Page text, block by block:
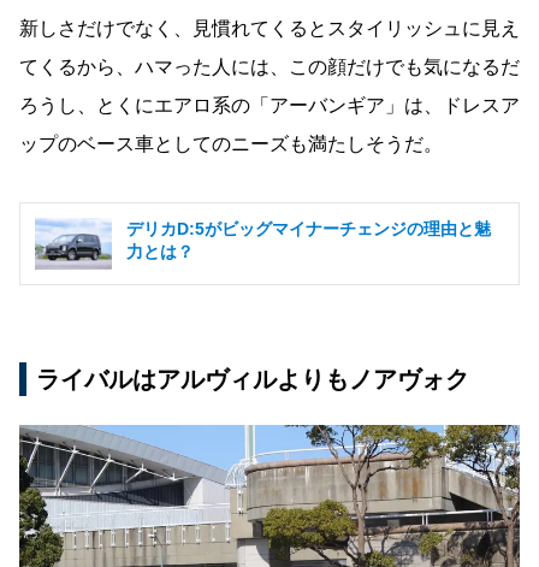
新しさだけでなく、見慣れてくるとスタイリッシュに見え
てくるから、ハマった人には、この顔だけでも気になるだ
ろうし、とくにエアロ系の「アーバンギア」は、ドレスア
ップのベース車としてのニーズも満たしそうだ。
デリカD:5がビッグマイナーチェンジの理由と魅
力とは？
ライバルはアルヴィルよりもノアヴォク